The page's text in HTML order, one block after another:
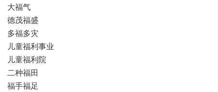
大福气
德茂福盛
多福多灾
儿童福利事业
儿童福利院
二种福田
福手福足